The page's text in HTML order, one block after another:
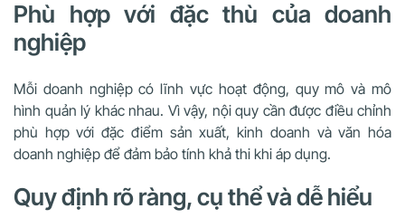
Phù hợp với đặc thù của doanh
nghiệp
Mỗi doanh nghiệp có lĩnh vực hoạt động, quy mô và mô
hình quản lý khác nhau. Vì vậy, nội quy cần được điều chỉnh
phù hợp với đặc điểm sản xuất, kinh doanh và văn hóa
doanh nghiệp để đảm bảo tính khả thi khi áp dụng.
Quy định rõ ràng, cụ thể và dễ hiểu